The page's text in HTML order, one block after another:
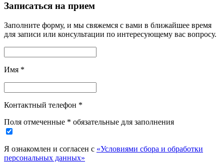
Записаться на прием
Заполните форму, и мы свяжемся с вами в ближайшее время
для записи или консультации по интересующему вас вопросу.
Имя *
Контактный телефон *
Поля отмеченные * обязательные для заполнения
Я ознакомлен и согласен с «Условиями сбора и обработки
персональных данных»